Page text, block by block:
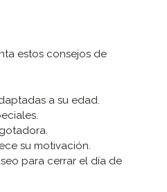
estos consejos de
a su edad.
su motivación.
para cerrar el día de